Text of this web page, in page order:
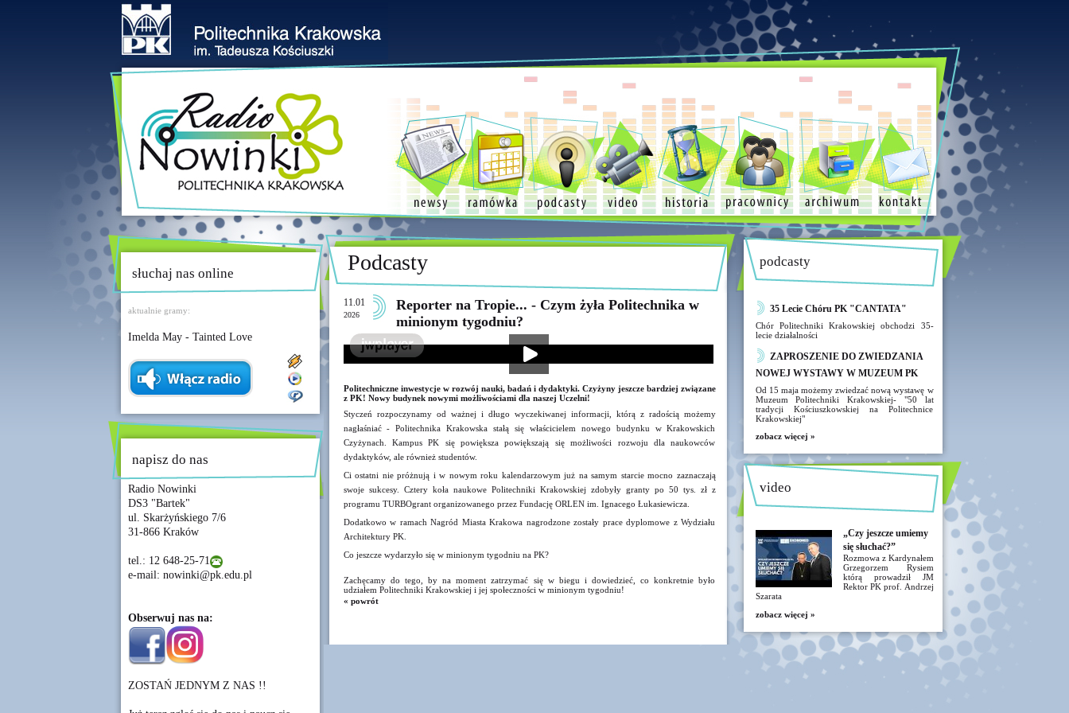
słuchaj nas online
aktualnie gramy:
Imelda May - Tainted Love
napisz do nas
Radio Nowinki
DS3 "Bartek"
ul. Skarżyńskiego 7/6
31-866 Kraków
tel.: 12 648-25-71
e-mail: nowinki@pk.edu.pl
Obserwuj nas na:
ZOSTAŃ JEDNYM Z NAS !!
Podcasty
11.01
2026
Reporter na Tropie... - Czym żyła Politechnika w
minionym tygodniu?
Politechniczne inwestycje w rozwój nauki, badań i dydaktyki. Czyżyny jeszcze bardziej związane
z PK! Nowy budynek nowymi możliwościami dla naszej Uczelni!
Styczeń rozpoczynamy od ważnej i długo wyczekiwanej informacji, którą z radością możemy
nagłaśniać - Politechnika Krakowska stałą się właścicielem nowego budynku w Krakowskich
Czyżynach. Kampus PK się powiększa powiększają się możliwości rozwoju dla naukowców
dydaktyków, ale również studentów.
Ci ostatni nie próżnują i w nowym roku kalendarzowym już na samym starcie mocno zaznaczają
swoje sukcesy. Cztery koła naukowe Politechniki Krakowskiej zdobyły granty po 50 tys. zł z
programu TURBOgrant organizowanego przez Fundację ORLEN im. Ignacego Łukasiewicza.
Dodatkowo w ramach Nagród Miasta Krakowa nagrodzone zostały prace dyplomowe z Wydziału
Architektury PK.
Co jeszcze wydarzyło się w minionym tygodniu na PK?
Zachęcamy do tego, by na moment zatrzymać się w biegu i dowiedzieć, co konkretnie było
udziałem Politechniki Krakowskiej i jej społeczności w minionym tygodniu!
« powrót
podcasty
35 Lecie Chóru PK "CANTATA"
Chór Politechniki Krakowskiej obchodzi 35-
lecie działalności
ZAPROSZENIE DO ZWIEDZANIA
NOWEJ WYSTAWY W MUZEUM PK
Od 15 maja możemy zwiedzać nową wystawę w
Muzeum Politechniki Krakowskiej- "50 lat
tradycji Kościuszkowskiej na Politechnice
Krakowskiej"
zobacz więcej »
video
„Czy jeszcze umiemy
się słuchać?”
Rozmowa z Kardynałem
Grzegorzem Rysiem
którą prowadził JM
Rektor PK prof. Andrzej
Szarata
zobacz więcej »